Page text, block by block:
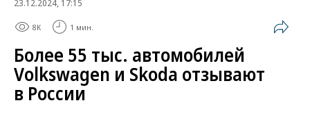
23.12.2024, 17:15
8K 1 мин.
Более 55 тыс. автомобилей
Volkswagen и Skoda отзывают
в России